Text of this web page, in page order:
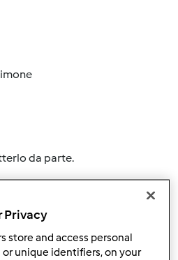
da parte.
trasferirlo in un piatto e
con una forchetta) dargli la
Kitty.
Privacy
store and access personal
or unique identifiers, on your